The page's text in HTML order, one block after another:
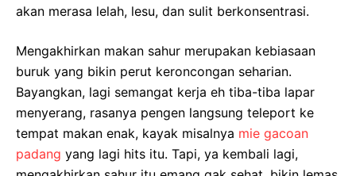
akan merasa lelah, lesu, dan sulit berkonsentrasi.
Mengakhirkan makan sahur merupakan kebiasaan
buruk yang bikin perut keroncongan seharian.
Bayangkan, lagi semangat kerja eh tiba-tiba lapar
menyerang, rasanya pengen langsung teleport ke
tempat makan enak, kayak misalnya mie gacoan
padang yang lagi hits itu. Tapi, ya kembali lagi,